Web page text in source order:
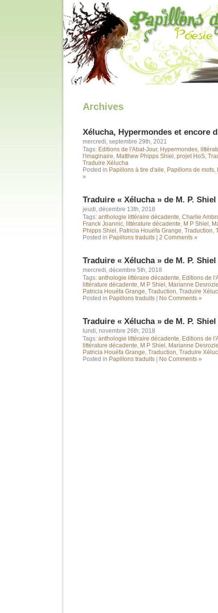
Archives
Xélucha, Hypermondes et encore
mercredi, septembre 29th, 2021
Tags: Editions de l'Abat-Jour, Hypermondes,
l'imaginaire, Matthew Phipps Shiel , projet HoS,
Traduire Xélucha
Posted in Papillons à tire d'aile, Papillons de mots,
»
Traduire « Xélucha » de M. P. Shiel
jeudi, décembre 13th, 2018
Tags: anthologie littéraire décadente, Charlie
Franck Joannic, littérature décadente, M P Shiel ,
Phipps Shiel , Patricia Houéfa Grange, Traduction,
Posted in Papillons traduits 2 Comments »
Traduire « Xélucha » de M. P. Shiel
mercredi, décembre 5th, 2018
Tags: anthologie littéraire décadente, Editions de
littérature décadente, M P Shiel , Marianne
Patricia Houéfa Grange, Traduction, Traduire
Posted in Papillons traduits No Comments »
Traduire « Xélucha » de M. P. Shiel
lundi, novembre 26th, 2018
Tags: anthologie littéraire décadente, Editions de
littérature décadente, M P Shiel , Marianne
Patricia Houéfa Grange, Traduction, Traduire
Posted in Papillons traduits No Comments »